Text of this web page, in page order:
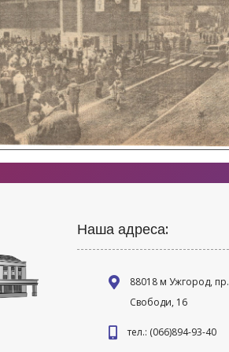
Наша адреса:
88018 м Ужгород, пр.
Свободи, 16
тел.: (066)894-93-40